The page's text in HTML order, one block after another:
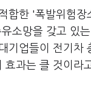
합한 '폭발위험
소망을 갖고 있
업들이 전기차
과는 클 것이라